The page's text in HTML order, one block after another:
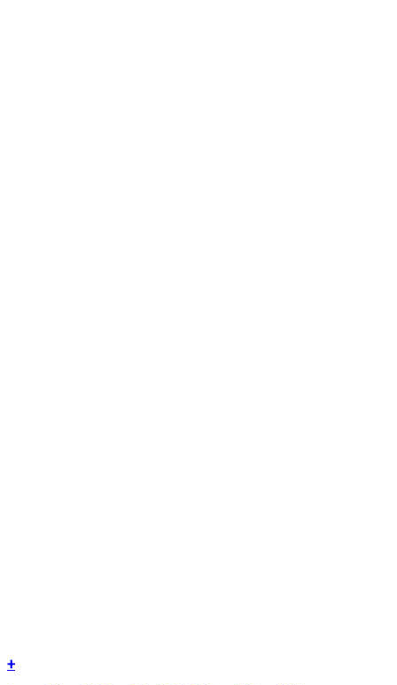
+